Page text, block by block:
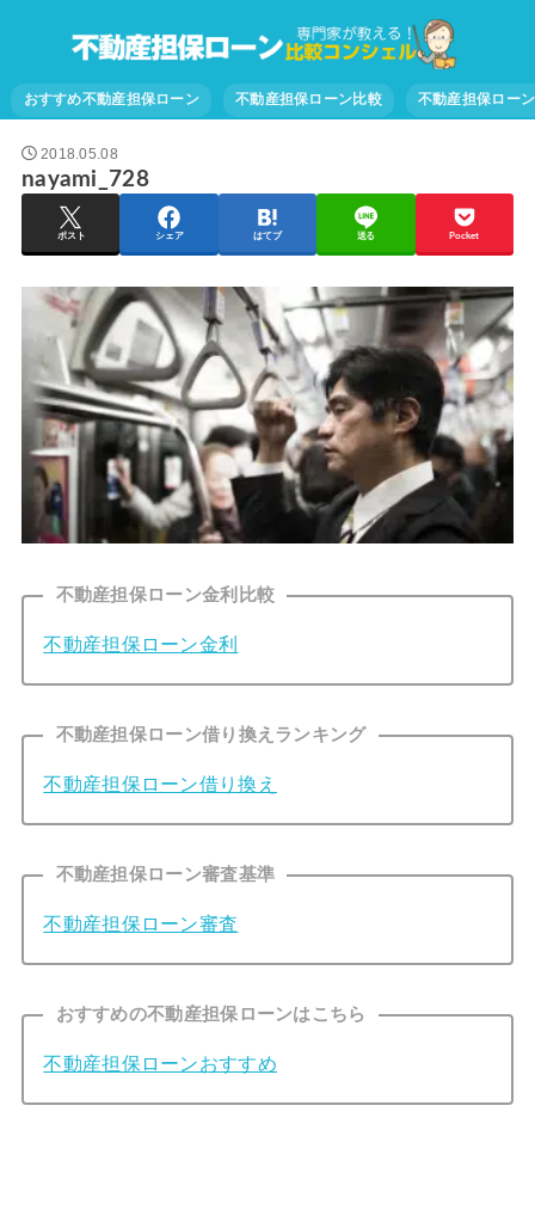
おすすめ不動産担保ローン 不動産担保ローン比較 不動産担保ロー
2018.05.08
nayami_728
ポスト シェア はてブ 送る Pocket
不動産担保ローン金利比較
不動産担保ローン金利
不動産担保ローン借り換えランキング
不動産担保ローン借り換え
不動産担保ローン審査基準
不動産担保ローン審査
おすすめの不動産担保ローンはこちら
不動産担保ローンおすすめ